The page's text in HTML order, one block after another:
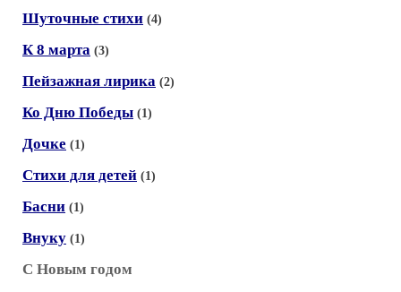
Шуточные стихи (4)
К 8 марта (3)
Пейзажная лирика (2)
Ко Дню Победы (1)
Дочке (1)
Стихи для детей (1)
Басни (1)
Внуку (1)
С Новым годом